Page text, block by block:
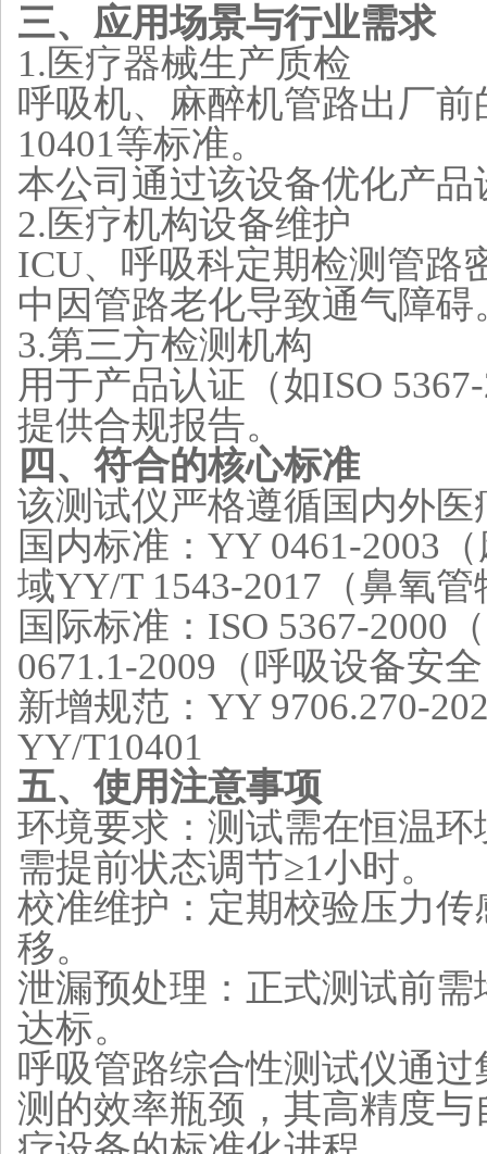
三、应用场景与行业需求
1.‌医疗器械生产质检‌
呼吸机、麻醉机管路出厂
10401等标准‌。
本公司 通过该设备优化产
2.‌医疗机构设备维护‌
ICU、呼吸科定期检测管路
中因管路老化导致通气障碍‌
3.‌第三方检测机构‌
用于产品认证（如ISO
提供合规报告‌。
四、符合的核心标准
该测试仪严格遵循国内外
国内标准‌：YY 0461-2003
域YY/T 1543-2017（鼻氧
国际标准‌：ISO 5367-2000
0671.1-2009（呼吸设备安
新增规范‌：YY 9706.270-
YY/T10401
五、使用注意事项
环境要求‌：测试需在恒温
需提前状态调节≥1小时‌。
校准维护‌：定期校验压力
移‌。
泄漏预处理‌：正式测试前
达标‌。
呼吸管路综合性测试仪通
测的效率瓶颈，其高精度